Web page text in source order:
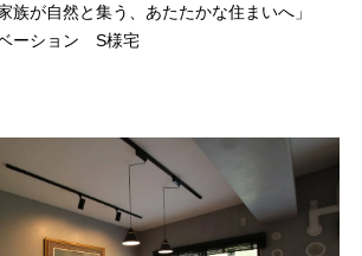
族が自然と集う、あたたかな住まいへ」
ーション S様宅